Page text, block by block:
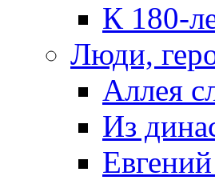
К 180-
Люди,
Аллея
Из